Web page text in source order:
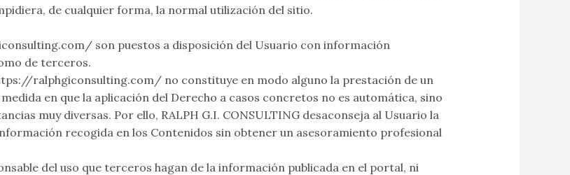
de cualquier forma, la normal utilización del sitio.
son puestos a disposición del Usuario con información
de terceros.
ralphgiconsulting.com/ no constituye en modo alguno la prestación de un
en que la aplicación del Derecho a casos concretos no es automática, sino
muy diversas. Por ello, RALPH G.I. CONSULTING desaconseja al Usuario la
recogida en los Contenidos sin obtener un asesoramiento profesional
del uso que terceros hagan de la información publicada en el portal, ni